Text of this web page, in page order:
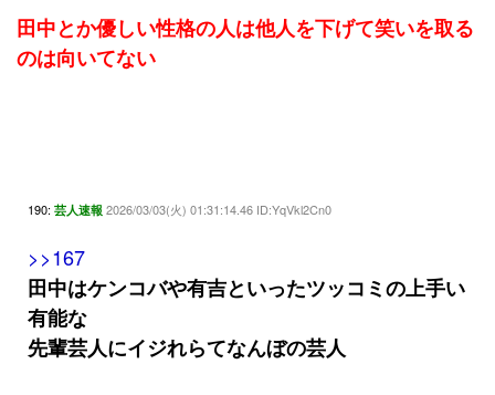
田中とか優しい性格の人は他人を下げて笑いを取る
のは向いてない
190: 芸人速報 2026/03/03(火) 01:31:14.46 ID:YqVkl2Cn0
>>167
田中はケンコバや有吉といったツッコミの上手い
有能な
先輩芸人にイジれらてなんぼの芸人